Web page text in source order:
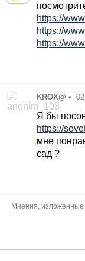
https://
https://
https://
KROX@ •
Я бы
https://
мне
сад ?
Мнения, изложенные